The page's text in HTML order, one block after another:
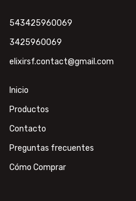
543425960069
3425960069
elixirsf.contact@gmail.com
Inicio
Productos
Contacto
Preguntas frecuentes
Cómo Comprar